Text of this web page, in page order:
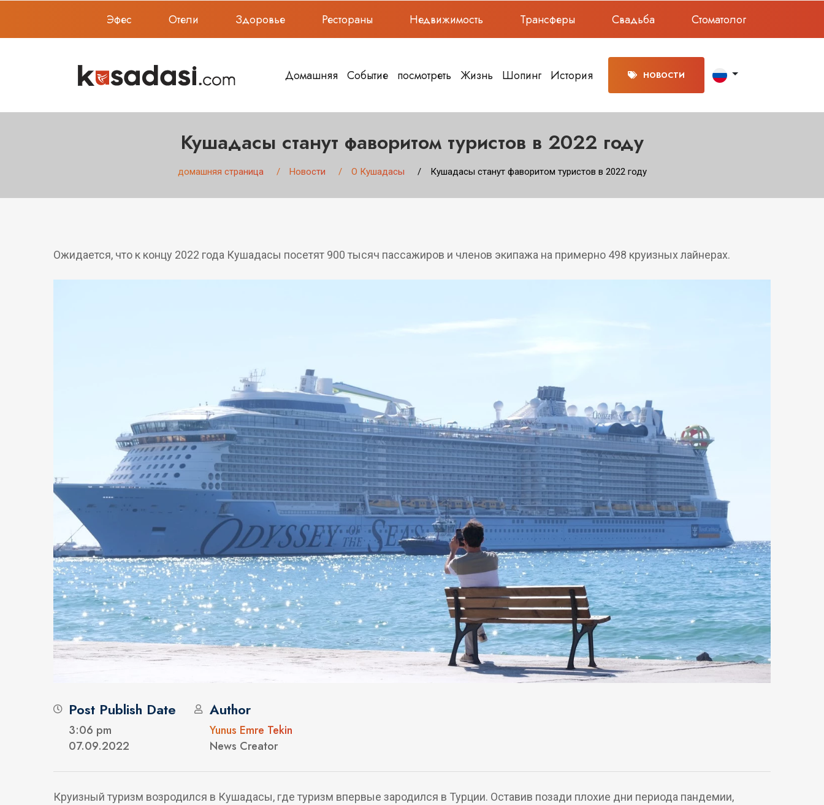
Эфес Отели Здоровье Рестораны Недвижимость Трансферы Свадьба Стоматолог
Домашняя Событие посмотреть Жизнь Шопинг История НОВОСТИ
Кушадасы станут фаворитом туристов в 2022 году
домашняя страница Новости О Кушадасы Кушадасы станут фаворитом туристов в 2022 году
Ожидается, что к концу 2022 года Кушадасы посетят 900 тысяч пассажиров и членов экипажа на примерно 498 круизных лайнерах.
Post Publish Date
3:06 pm
07.09.2022
Author
Yunus Emre Tekin
News Creator
Круизный туризм возродился в Кушадасы, где туризм впервые зародился в Турции. Оставив позади плохие дни периода пандемии,